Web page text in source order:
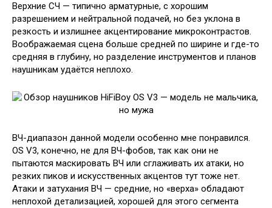
Верхние СЧ — типично арматурные, с хорошим
разрешением и нейтральной подачей, но без уклона в
резкость и излишнее акцентирование микроконтрастов.
Воображаемая сцена больше средней по ширине и где-то
средняя в глубину, но разделение инструментов и планов
наушникам удаётся неплохо.
ВЧ-диапазон данной модели особенно мне понравился.
OS V3, конечно, не для ВЧ-фобов, так как они не
пытаются маскировать ВЧ или сглаживать их атаки, но
резких пиков и искусственных акцентов тут тоже нет.
Атаки и затухания ВЧ — средние, но «верха» обладают
неплохой детализацией, хорошей для этого сегмента